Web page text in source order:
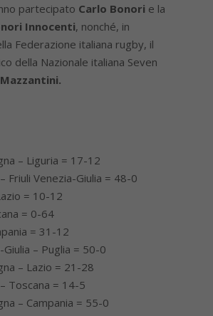
partecipato Carlo Bonori e la
Innocenti, nonché, in
Federazione italiana rugby, il
della Nazionale italiana Seven
– Liguria = 17-12
Friuli Venezia-Giulia = 48-0
= 10-12
= 0-64
= 31-12
Giulia – Puglia = 50-0
– Lazio = 21-28
Toscana = 14-5
– Campania = 55-0